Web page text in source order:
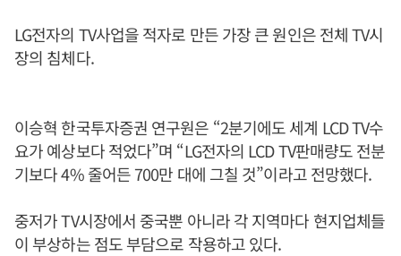
LG전자의 TV사업을 적자로 만든 가장 큰 원인은 전체 TV시
장의 침체다.
이승혁 한국투자증권 연구원은 “2분기에도 세계 LCD TV수
요가 예상보다 적었다”며 “LG전자의 LCD TV판매량도 전분
기보다 4% 줄어든 700만 대에 그칠 것”이라고 전망했다.
중저가 TV시장에서 중국뿐 아니라 각 지역마다 현지업체들
이 부상하는 점도 부담으로 작용하고 있다.